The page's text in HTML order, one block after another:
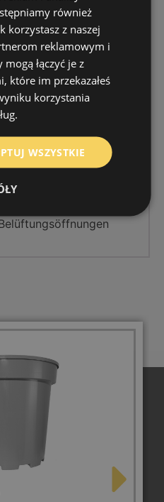
die Arbeit mit Geräten
die Arbeit mit
również
korzystasz z naszej
reklamowym i
łączyć je z
które im przekazałeś
korzystania
WSZYSTKIE